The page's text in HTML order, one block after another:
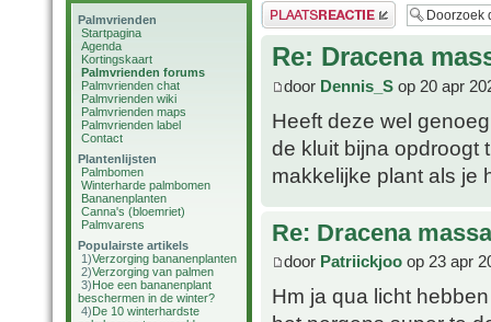
Palmvrienden
Startpagina
Agenda
Kortingskaart
Palmvrienden forums
Palmvrienden chat
Palmvrienden wiki
Palmvrienden maps
Palmvrienden label
Contact
Plantenlijsten
Palmbomen
Winterharde palmbomen
Bananenplanten
Canna's (bloemriet)
Palmvarens
Populairste artikels
1)Verzorging bananenplanten
2)Verzorging van palmen
3)Hoe een bananenplant
beschermen in de winter?
4)De 10 winterhardste
Plaats een reactie
Re: Dracena
door Dennis_S op 20 apr
Heeft deze wel
de kluit bijna opdroogt
makkelijke plant als je
Re: Dracena
door Patriickjoo op 23 apr
Hm ja qua licht